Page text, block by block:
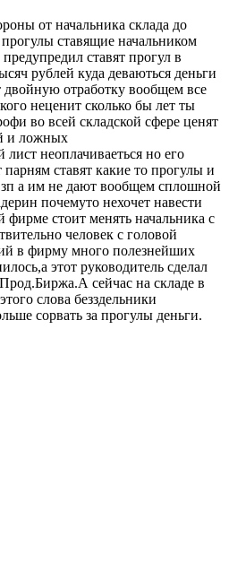
от начальника склада до
ставящие начальником
ставят прогул в
рублей куда деваються деньги
двойную отработку вообщем все
неценит сколько бы лет ты
во всей складской сфере ценят
и ложных
неоплачиваеться но его
парням ставят какие то прогулы и
зп а им не дают вообщем сплошной
почемуто нехочет навести
фирме стоит менять начальника с
человек с головой
в фирму много полезнейших
этот руководитель сделал
сейчас на складе в
слова безздельники
сорвать за прогулы деньги.